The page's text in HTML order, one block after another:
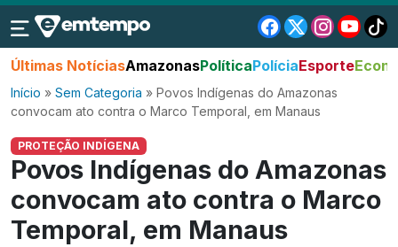
Últimas NotíciasAmazonasPolíticaPolíciaEsporte
Início » Sem Categoria » Povos Indígenas do Amazonas
convocam ato contra o Marco Temporal, em Manaus
PROTEÇÃO INDÍGENA
Povos Indígenas do Amazonas
convocam ato contra o Marco
Temporal, em Manaus